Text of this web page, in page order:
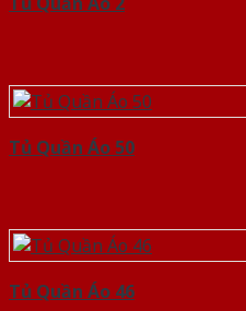
Tủ Quần Áo 50
Tủ Quần Áo 46